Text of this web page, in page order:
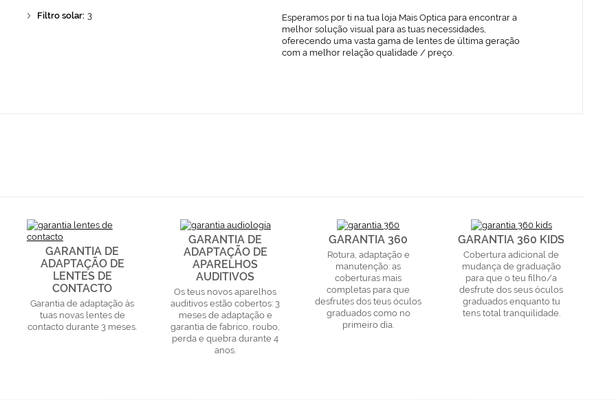
Filtro solar: 3
Esperamos por ti na tua loja Mais Optica para encontrar a
melhor solução visual para as tuas necessidades,
oferecendo uma vasta gama de lentes de última geração
com a melhor relação qualidade / preço.
GARANTIA DE
ADAPTAÇÃO DE
LENTES DE
CONTACTO
Garantia de adaptação às
tuas novas lentes de
contacto durante 3 meses.
GARANTIA DE
ADAPTAÇÃO DE
APARELHOS
AUDITIVOS
Os teus novos aparelhos
auditivos estão cobertos: 3
meses de adaptação e
garantia de fabrico, roubo,
perda e quebra durante 4
anos.
GARANTIA 360
Rotura, adaptação e
manutenção: as
coberturas mais
completas para que
desfrutes dos teus óculos
graduados como no
primeiro dia.
GARANTIA 360 KIDS
Cobertura adicional de
mudança de graduação
para que o teu filho/a
desfrute dos seus óculos
graduados enquanto tu
tens total tranquilidade.